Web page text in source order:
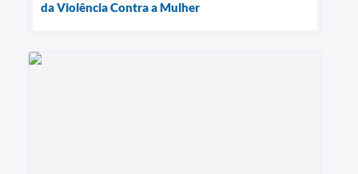
da Violência Contra a Mulher